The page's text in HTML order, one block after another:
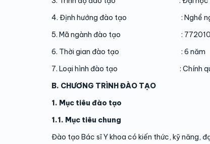
4. Định hướng đào tạo : Nghề
5. Mã ngành đào tạo :
6. Thời gian đào tạo : 6 năm
7. Loại hình đào tạo : Chính
B. CHƯƠNG TRÌNH ĐÀO TẠO
1. Mục tiêu đào tạo
1.1. Mục tiêu chung
Đào tạo Bác sĩ Y khoa có kiến thức, kỹ năng,